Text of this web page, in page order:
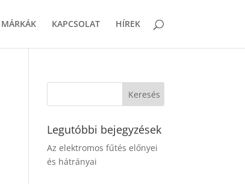
MÁRKÁK KAPCSOLAT HÍREK
Legutóbbi bejegyzések
Az elektromos fűtés előnyei
és hátrányai